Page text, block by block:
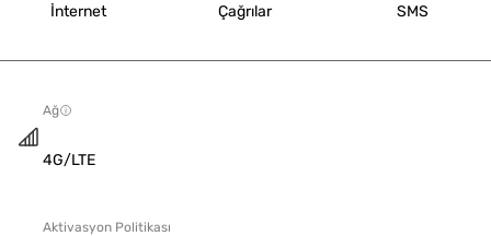
İnternet Çağrılar SMS
Ağ
4G/LTE
Aktivasyon Politikası